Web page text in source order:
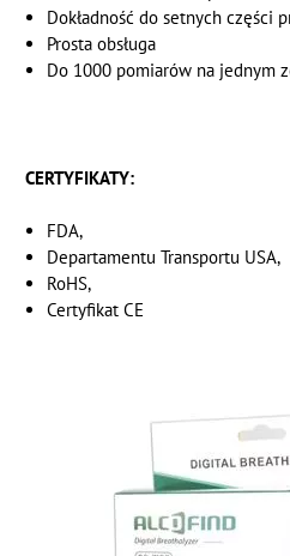
Dokładność do setnych części
Prosta obsługa
Do 1000 pomiarów na jednym
CERTYFIKATY:
FDA,
Departamentu Transportu USA,
RoHS,
Certyfikat CE